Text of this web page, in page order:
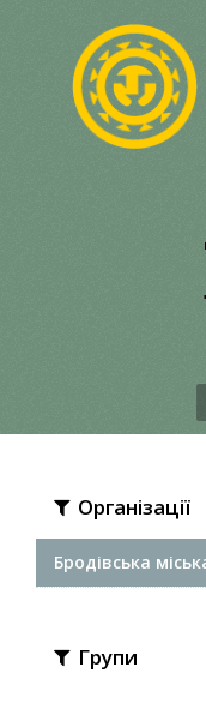
Організації
Бродівська
Групи